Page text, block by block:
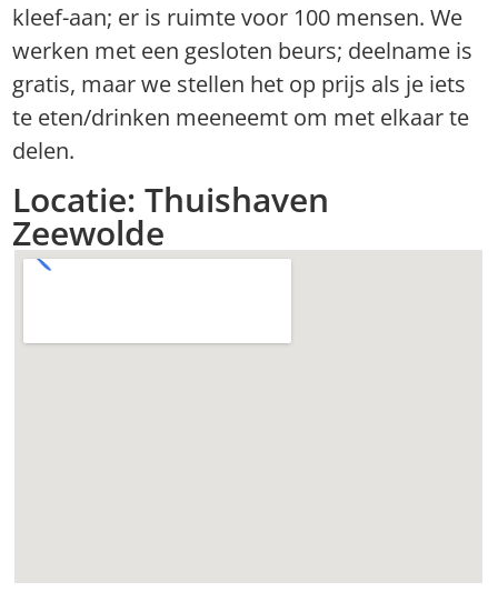
kleef-aan; er is ruimte voor 100 mensen. We
werken met een gesloten beurs; deelname is
gratis, maar we stellen het op prijs als je iets
te eten/drinken meeneemt om met elkaar te
delen.
Locatie: Thuishaven
Zeewolde